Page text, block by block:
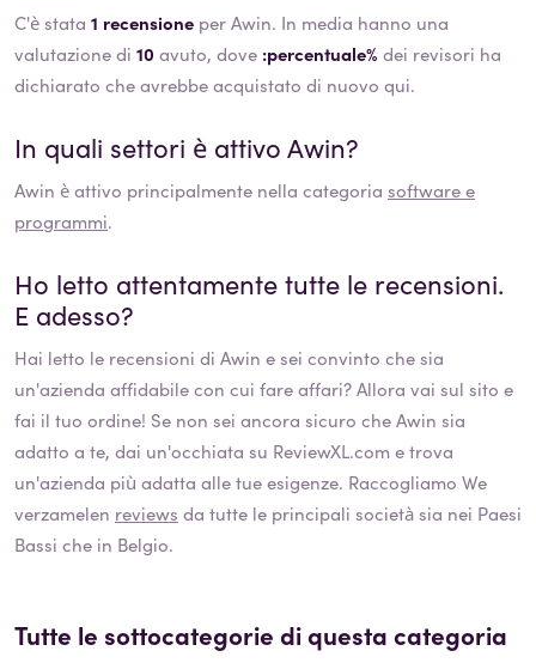
C'è stata 1 recensione per Awin. In media hanno una
valutazione di 10 avuto, dove :percentuale% dei revisori ha
dichiarato che avrebbe acquistato di nuovo qui.
In quali settori è attivoAwin?
Awin è attivo principalmente nella categoria software e
programmi.
Ho letto attentamente tutte le recensioni.
E adesso?
Hai letto le recensioni di Awin e sei convinto che sia
un'azienda affidabile con cui fare affari? Allora vai sul sito e
fai il tuo ordine! Se non sei ancora sicuro cheAwin sia
adatto a te, dai un'occhiata su ReviewXL.com e trova
un'azienda più adatta alle tue esigenze. Raccogliamo We
verzamelen reviews da tutte le principali società sia nei Paesi
Bassi che in Belgio.
Tutte le sottocategorie di questa categoria